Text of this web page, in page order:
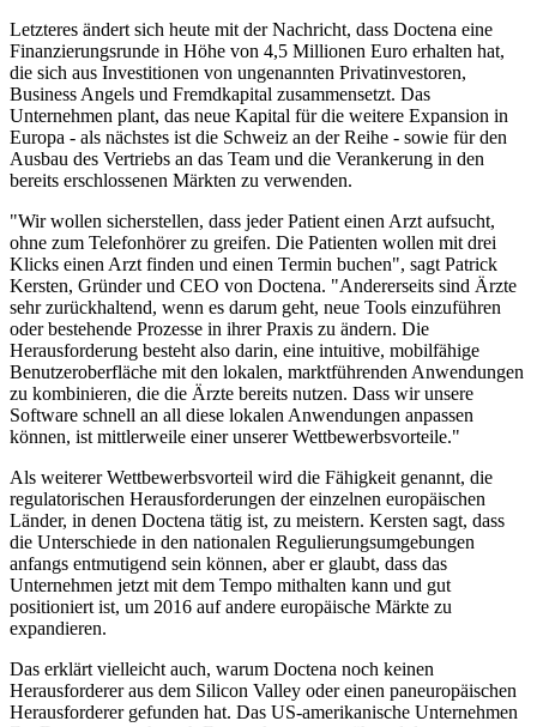
Letzteres ändert sich heute mit der Nachricht, dass Doctena eine
Finanzierungsrunde in Höhe von 4,5 Millionen Euro erhalten hat,
die sich aus Investitionen von ungenannten Privatinvestoren,
Business Angels und Fremdkapital zusammensetzt. Das
Unternehmen plant, das neue Kapital für die weitere Expansion in
Europa - als nächstes ist die Schweiz an der Reihe - sowie für den
Ausbau des Vertriebs an das Team und die Verankerung in den
bereits erschlossenen Märkten zu verwenden.
"Wir wollen sicherstellen, dass jeder Patient einen Arzt aufsucht,
ohne zum Telefonhörer zu greifen. Die Patienten wollen mit drei
Klicks einen Arzt finden und einen Termin buchen", sagt Patrick
Kersten, Gründer und CEO von Doctena. "Andererseits sind Ärzte
sehr zurückhaltend, wenn es darum geht, neue Tools einzuführen
oder bestehende Prozesse in ihrer Praxis zu ändern. Die
Herausforderung besteht also darin, eine intuitive, mobilfähige
Benutzeroberfläche mit den lokalen, marktführenden Anwendungen
zu kombinieren, die die Ärzte bereits nutzen. Dass wir unsere
Software schnell an all diese lokalen Anwendungen anpassen
können, ist mittlerweile einer unserer Wettbewerbsvorteile."
Als weiterer Wettbewerbsvorteil wird die Fähigkeit genannt, die
regulatorischen Herausforderungen der einzelnen europäischen
Länder, in denen Doctena tätig ist, zu meistern. Kersten sagt, dass
die Unterschiede in den nationalen Regulierungsumgebungen
anfangs entmutigend sein können, aber er glaubt, dass das
Unternehmen jetzt mit dem Tempo mithalten kann und gut
positioniert ist, um 2016 auf andere europäische Märkte zu
expandieren.
Das erklärt vielleicht auch, warum Doctena noch keinen
Herausforderer aus dem Silicon Valley oder einen paneuropäischen
Herausforderer gefunden hat. Das US-amerikanische Unternehmen